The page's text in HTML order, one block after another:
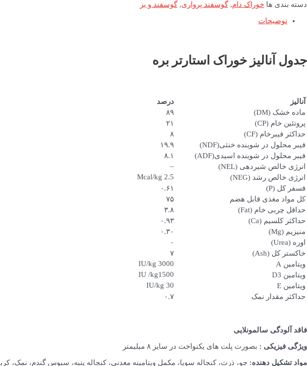
دسته بندی ها خوراک دام,گوسفند پرواری,گوسفند و بز
توضیحات
جدول آنالیز خوراک استارتر بره
آنالیز
درصد
ماده خشک (DM)
۸۹
پروتئین خام (CP)
۲۱
حداکثر فیبرخام (CF)
۸
فیبر محلول در شوینده خنثی(NDF)
۱۹.۹
فیبر محلول در شوینده اسیدی(ADF)
۸.۱
انرژی خالص شیردهی (NEL)
–
انرژی خالص رشد (NEG)
Mcal/kg 2.5
فسفر کل (P)
۰.۶۱
کل مواد مغذی قابل هضم
۷۵
حداقل چربی خام (Fat)
۳.۸
حداکثر کلسیم (Ca)
۰.۹۳
منیزیم (Mg)
۰.۳۰
اوره (Urea)
۰
خاکستر کل (Ash)
۷
ویتامین A
IU/kg 3000
ویتامین D3
IU /kg1500
ویتامین E
IU/kg 30
حداکثر مقدار نمک
۰.۷
فاقد آلودگی سالمونلایی
ویژگی فیزیکی : بصورت پلت های یکنواخت در سایز ۸ میلیمتر
مواد تشکیل دهنده: جو، ذرت، کنجاله سویا، مکمل ویتامینه معدنی، کنجاله پنبه، سبوس گندم، نمک،